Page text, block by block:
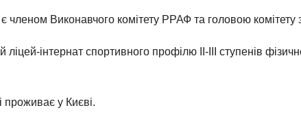
членом Виконавчого комітету РРАФ та головою
інтернат спортивного профілю ІІ-ІІІ ступенів
проживає у Києві.